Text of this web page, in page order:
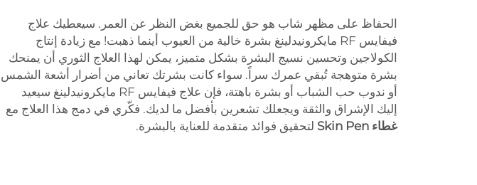
الحفاظ على مظهر شاب هو حق للجميع بغض النظر عن العمر. سيعطيك علاج
فيفايس RF مايكرونيدلينغ بشرة خالية من العيوب أينما ذهبت! مع زيادة إنتاج
الكولاجين وتحسين نسيج البشرة بشكل متميز، يمكن لهذا العلاج الثوري أن يمنحك
بشرة متوهجة تُبقي عمرك سراً. سواء كانت بشرتك تعاني من أضرار أشعة الشمس
أو ندوب حب الشباب أو بشرة باهتة، فإن علاج فيفايس RF مايكرونيدلينغ سيعيد
إليك الإشراق والثقة ويجعلك تشعرين بأفضل ما لديك. فكّري في دمج هذا العلاج مع
غطاء Skin Pen
لتحقيق فوائد متقدمة للعناية بالبشرة.